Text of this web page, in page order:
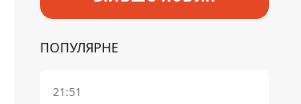
ПОПУЛЯРНЕ
21:51